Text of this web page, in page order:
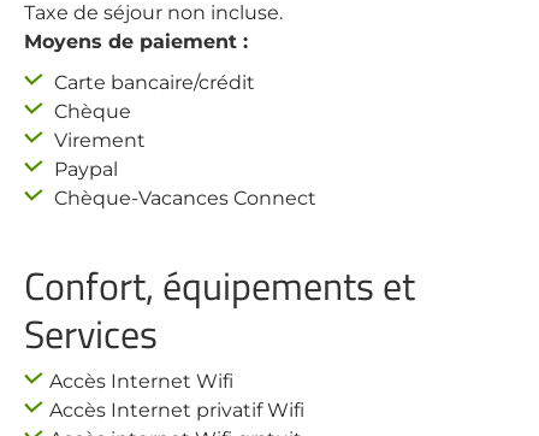
Taxe de séjour non incluse.
Moyens de paiement :
Carte bancaire/crédit
Chèque
Virement
Paypal
Chèque-Vacances Connect
Confort, équipements et
Services
Accès Internet Wifi
Accès Internet privatif Wifi